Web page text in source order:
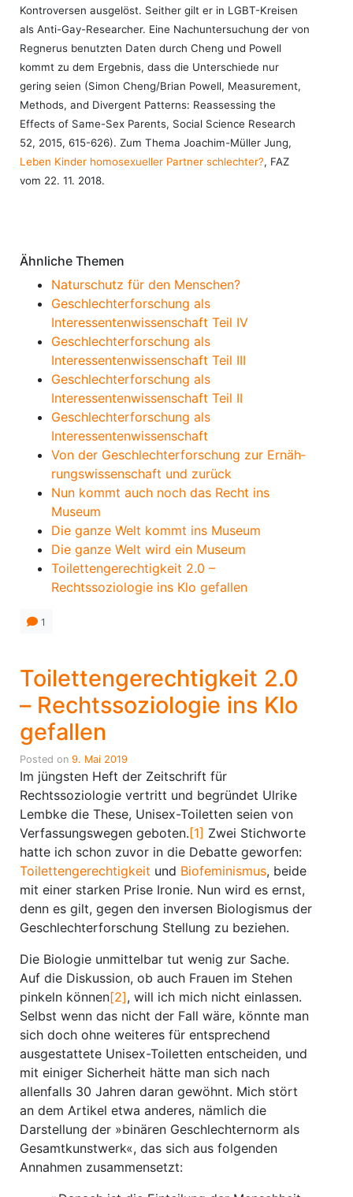
Kontroversen ausgelöst. Seither gilt er in LGBT-Kreisen
als Anti-Gay-Researcher. Eine Nachuntersuchung der von
Regnerus benutzten Daten durch Cheng und Powell
kommt zu dem Ergebnis, dass die Unterschiede nur
gering seien (Simon Cheng/Brian Powell, Measurement,
Methods, and Divergent Patterns: Reassessing the
Effects of Same-Sex Parents, Social Science Research
52, 2015, 615-626). Zum Thema Joachim-Müller Jung,
Leben Kinder homosexueller Partner schlechter?, FAZ
vom 22. 11. 2018.
Ähnliche Themen
Naturschutz für den Menschen?
Geschlechterforschung als
Interessentenwissenschaft Teil IV
Geschlechterforschung als
Interessentenwissenschaft Teil III
Geschlechterforschung als
Interessentenwissenschaft Teil II
Geschlechterforschung als
Interessentenwissenschaft
Von der Geschlechter­forschung zur Ernäh­
rungs­wissenschaft und zurück
Nun kommt auch noch das Recht ins
Museum
Die ganze Welt kommt ins Museum
Die ganze Welt wird ein Museum
Toilettengerechtigkeit 2.0 –
Rechtssoziologie ins Klo gefallen
1
Toilettengerechtigkeit 2.0
– Rechtssoziologie ins Klo
gefallen
Posted on 9. Mai 2019
Im jüngsten Heft der Zeitschrift für
Rechtssoziologie vertritt und begründet Ulrike
Lembke die These, Unisex-Toiletten seien von
Verfassungswegen geboten. [1] Zwei Stichworte
hatte ich schon zuvor in die Debatte geworfen:
Toilettengerechtigkeit und Biofeminismus, beide
mit einer starken Prise Ironie. Nun wird es ernst,
denn es gilt, gegen den inversen Biologismus der
Geschlechterforschung Stellung zu beziehen.
Die Biologie unmittelbar tut wenig zur Sache.
Auf die Diskussion, ob auch Frauen im Stehen
pinkeln können[2], will ich mich nicht einlassen.
Selbst wenn das nicht der Fall wäre, könnte man
sich doch ohne weiteres für entsprechend
ausgestattete Unisex-Toiletten entscheiden, und
mit einiger Sicherheit hätte man sich nach
allenfalls 30 Jahren daran gewöhnt. Mich stört
an dem Artikel etwa anderes, nämlich die
Darstellung der »binären Geschlechternorm als
Gesamtkunstwerk«, das sich aus folgenden
Annahmen zusammensetzt: